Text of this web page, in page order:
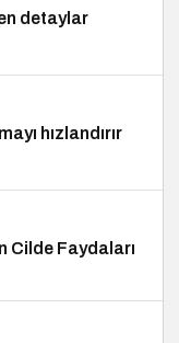
detaylar
hızlandırır
Cilde Faydaları